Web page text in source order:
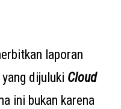
laporan
dijuluki Cloud
ini bukan karena